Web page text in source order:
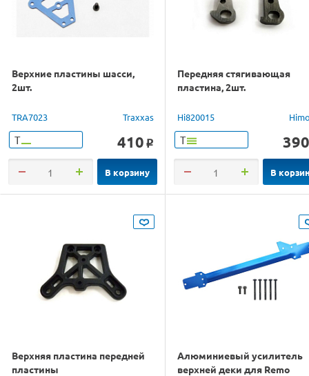
Верхние пластины шасси,
2шт.
TRA7023 Traxxas
Т 410 o
В корзину
Передняя стягивающая
пластина, 2шт.
Hi820015
Т 390
В
Верхняя пластина передней
пластины
Алюминиевый усилитель
верхней деки для Remo